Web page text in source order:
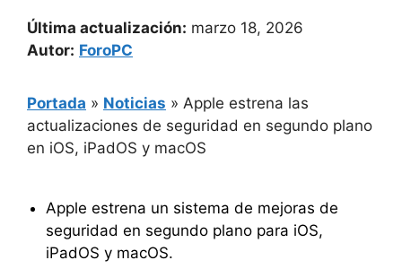
Última actualización: marzo 18, 2026
Autor: ForoPC
Portada » Noticias » Apple estrena las
actualizaciones de seguridad en segundo plano
en iOS, iPadOS y macOS
Apple estrena un sistema de mejoras de
seguridad en segundo plano para iOS,
iPadOS y macOS.